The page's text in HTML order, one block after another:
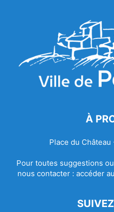
À
Place du Château
Pour toutes suggestions
nous contacter : accéder